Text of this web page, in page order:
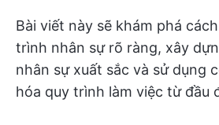
Bài viết này sẽ khám phá
trình nhân sự rõ ràng, xây
nhân sự xuất sắc và sử dụng
hóa quy trình làm việc từ đầu